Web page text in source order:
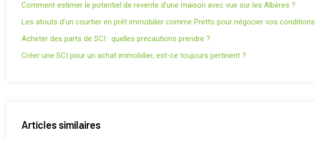
Comment estimer le potentiel de revente d’une maison avec vue sur les Albères ?
Les atouts d’un courtier en prêt immobilier comme Pretto pour négocier vos conditions
Acheter des parts de SCI : quelles précautions prendre ?
Créer une SCI pour un achat immobilier, est-ce toujours pertinent ?
Articles similaires